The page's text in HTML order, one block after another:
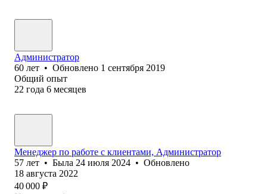
Администратор
60 лет • Обновлено 1 сентября 2019
Общий опыт
22 года 6 месяцев
Менеджер по работе с клиентами, Администратор
57 лет • Была 24 июля 2024 • Обновлено
18 августа 2022
40 000 ₽